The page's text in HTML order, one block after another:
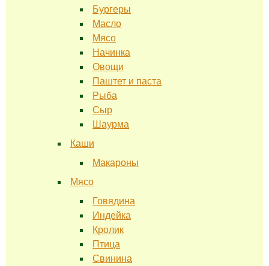
Бургеры
Масло
Мясо
Начинка
Овощи
Паштет и паста
Рыба
Сыр
Шаурма
Каши
Макароны
Мясо
Говядина
Индейка
Кролик
Птица
Свинина